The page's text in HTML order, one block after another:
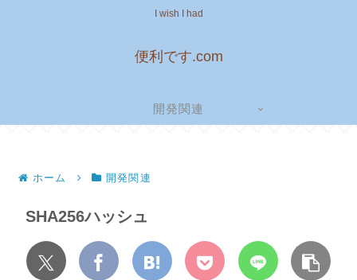
I wish I had
便利です.com
開発関連
ホーム 開発関連
SHA256ハッシュ